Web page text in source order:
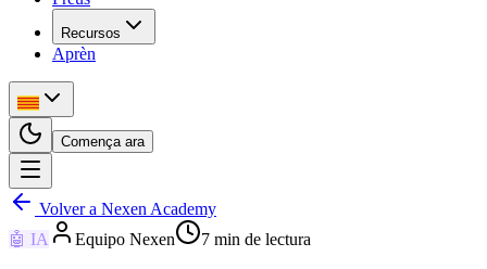
Recursos
Aprèn
Comença ara
Volver a Nexen Academy
🤖 IA Equipo Nexen 7 min de lectura